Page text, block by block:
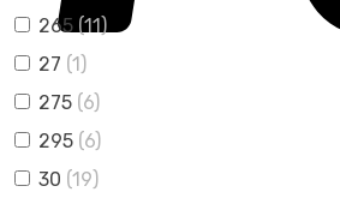
265 (11)
27 (1)
275 (6)
295 (6)
30 (19)